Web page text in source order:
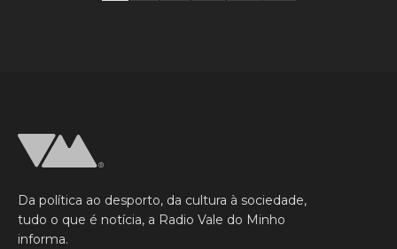
Da política ao desporto, da cultura à sociedade,
tudo o que é notícia, a Radio Vale do Minho
informa.